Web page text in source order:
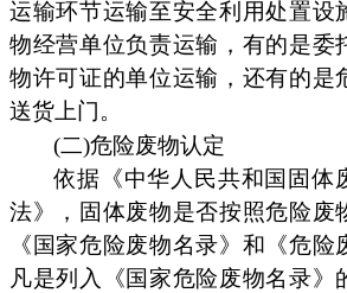
运输环节运输至安全利用处置设
物经营单位负责运输，有的是委
物许可证的单位运输，还有的是
送货上门。
(二)危险废物认定
依据《中华人民共和国固体
法》，固体废物是否按照危险废
《国家危险废物名录》和《危险
凡是列入《国家危险废物名录》